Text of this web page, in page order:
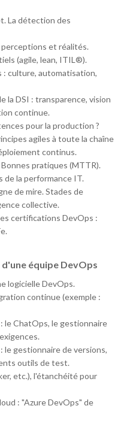
La détection des
et réalités.
(agile, lean, ITIL®).
: culture, automatisation,
la DSI : transparence, vision
continue.
pour la production ?
agiles à toute la chaîne
continus.
pratiques (MTTR).
de la performance IT.
de mire. Stades de
collective.
certifications DevOps :
équipe DevOps
logicielle DevOps.
continue (exemple :
le ChatOps, le gestionnaire
le gestionnaire de versions,
outils de test.
etc.), l'étanchéité pour
: "Azure DevOps" de